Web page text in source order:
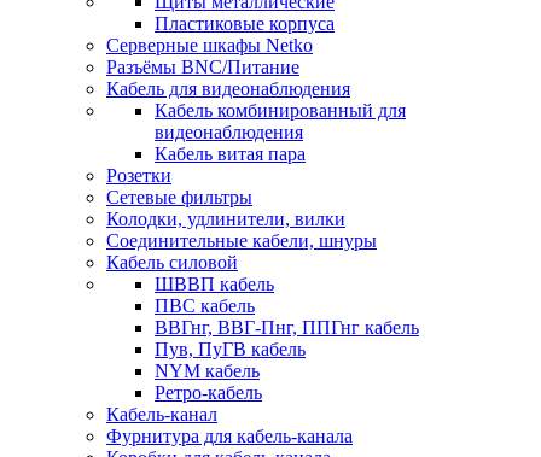
Пластиковые корпуса
Серверные шкафы Netko
Разъёмы BNC/Питание
Кабель для видеонаблюдения
Кабель комбинированный для
видеонаблюдения
Кабель витая пара
Розетки
Сетевые фильтры
Колодки, удлинители, вилки
Соединительные кабели, шнуры
Кабель силовой
ШВВП кабель
ПВС кабель
ВВГнг, ВВГ-Пнг, ППГнг кабель
Пув, ПуГВ кабель
NYM кабель
Ретро-кабель
Кабель-канал
Фурнитура для кабель-канала